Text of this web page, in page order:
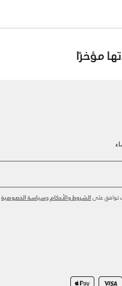
مؤخرًا
توافق على الشروط والأحكام وسياسة الخصوصية